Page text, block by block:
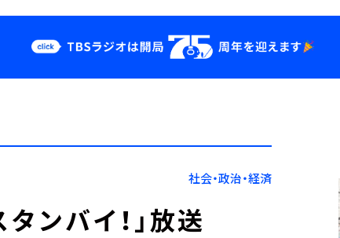
YouTube
会社情報社会・政治・経済
タンバイ！」放送